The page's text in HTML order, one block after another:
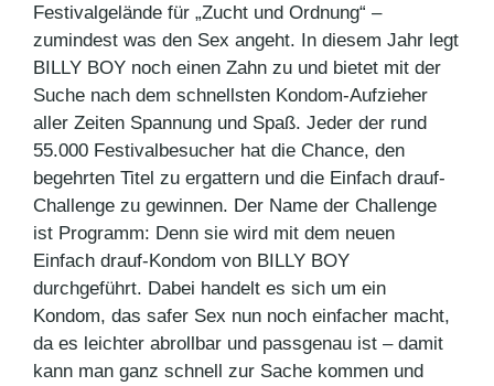
Festivalgelände für „Zucht und Ordnung“ –
zumindest was den Sex angeht. In diesem Jahr legt
BILLY BOY noch einen Zahn zu und bietet mit der
Suche nach dem schnellsten Kondom-Aufzieher
aller Zeiten Spannung und Spaß. Jeder der rund
55.000 Festivalbesucher hat die Chance, den
begehrten Titel zu ergattern und die Einfach drauf-
Challenge zu gewinnen. Der Name der Challenge
ist Programm: Denn sie wird mit dem neuen
Einfach drauf-Kondom von BILLY BOY
durchgeführt. Dabei handelt es sich um ein
Kondom, das safer Sex nun noch einfacher macht,
da es leichter abrollbar und passgenau ist – damit
kann man ganz schnell zur Sache kommen und